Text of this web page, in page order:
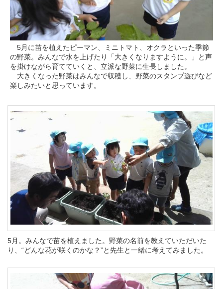
5月に苗を植えたピーマン、ミニトマト、オクラといった季節
の野菜。みんなで水を上げたり「大きくなりますように。」と声
を掛けながら育てていくと、立派な野菜に生長しました。
大きくなった野菜はみんなで収穫し、野菜のスタンプ遊びなど
楽しみたいと思っています。
5月。みんなで苗を植えました。野菜の名前を教えていただいた
り、“どんな花が咲くのかな？”と先生と一緒に考えてみました。